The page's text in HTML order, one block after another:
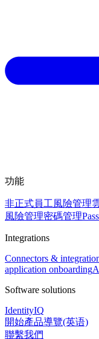
功能
非正式員工風險管理
風險管理密碼管理
Integrations
Connectors &
application onboarding
Software solutions
IdentityIQ
開始產品導覽(英语)
聯繫我們